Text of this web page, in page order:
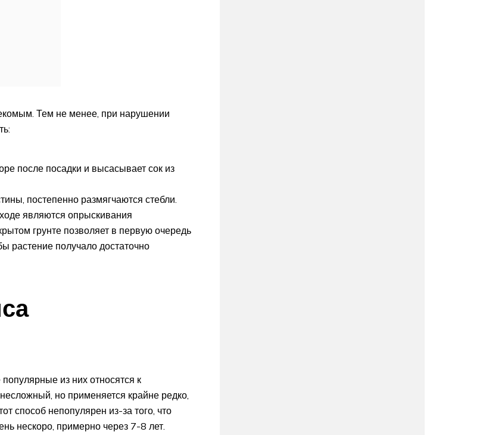
Тем не менее, при нарушении
после посадки и высасывает сок из
постепенно размягчаются стебли.
являются опрыскивания
грунте позволяет в первую очередь
растение получало достаточно
из них относятся к
но применяется крайне редко,
способ непопулярен из-за того, что
нескоро, примерно через 7-8 лет.